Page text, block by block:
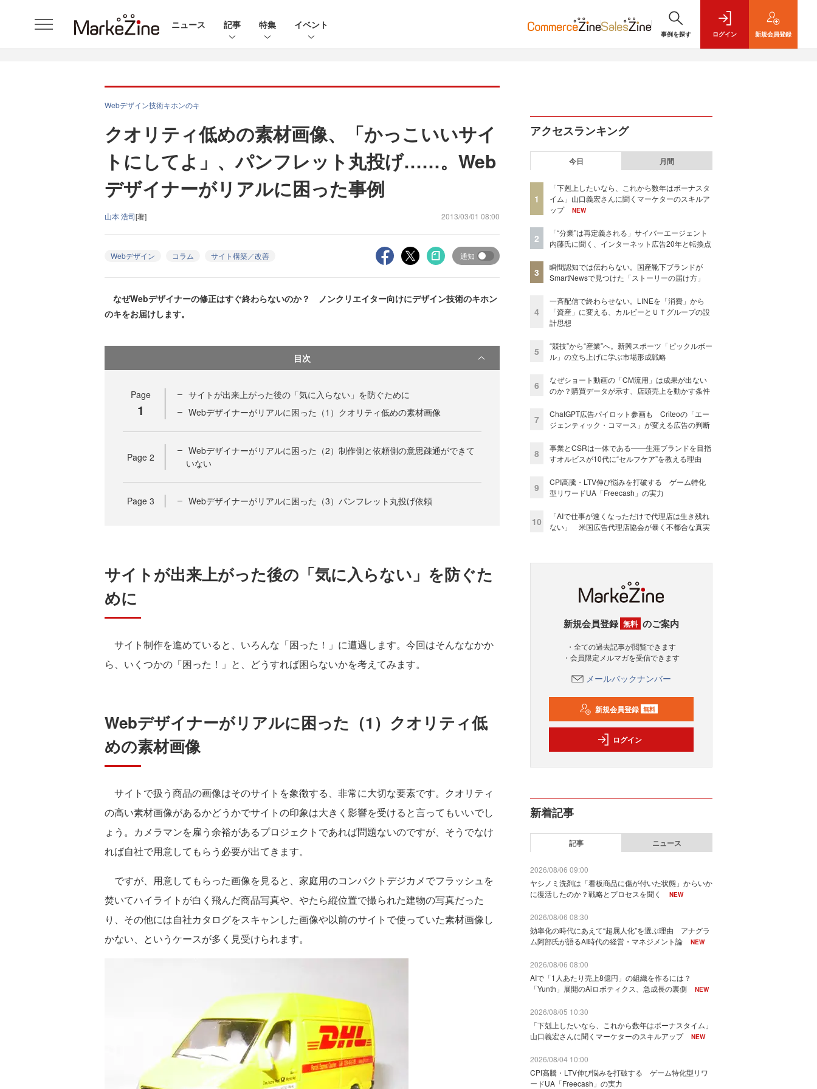
ニュース 記事 特集 イベント
事例を探す ログイン 新規会員登録
Webデザイン技術キホンのキ
クオリティ低めの素材画像、「かっこいいサイ
トにしてよ」、パンフレット丸投げ……。Web
デザイナーがリアルに困った事例
山本 浩司[著] 2013/03/01 08:00
Webデザイン コラム サイト構築／改善 通知
なぜWebデザイナーの修正はすぐ終わらないのか？ ノンクリエイター向けにデザイン技術のキホン
のキをお届けします。
目次
Page
1
サイトが出来上がった後の「気に入らない」を防ぐために
Webデザイナーがリアルに困った（1）クオリティ低めの素材画像
Page 2
Webデザイナーがリアルに困った（2）制作側と依頼側の意思疎通ができて
いない
Page 3 Webデザイナーがリアルに困った（3）パンフレット丸投げ依頼
サイトが出来上がった後の「気に入らない」を防ぐた
めに
サイト制作を進めていると、いろんな「困った！」に遭遇します。今回はそんななかか
ら、いくつかの「困った！」と、どうすれば困らないかを考えてみます。
Webデザイナーがリアルに困った（1）クオリティ低
めの素材画像
サイトで扱う商品の画像はそのサイトを象徴する、非常に大切な要素です。クオリティ
の高い素材画像があるかどうかでサイトの印象は大きく影響を受けると言ってもいいでし
ょう。カメラマンを雇う余裕があるプロジェクトであれば問題ないのですが、そうでなけ
れば自社で用意してもらう必要が出てきます。
ですが、用意してもらった画像を見ると、家庭用のコンパクトデジカメでフラッシュを
焚いてハイライトが白く飛んだ商品写真や、やたら縦位置で撮られた建物の写真だった
り、その他には自社カタログをスキャンした画像や以前のサイトで使っていた素材画像し
かない、というケースが多く見受けられます。
アクセスランキング
今日 月間
1
「下剋上したいなら、これから数年はボーナスタ
イム」山口義宏さんに聞くマーケターのスキルア
ップ
NEW
2
「“分業”は再定義される」サイバーエージェント
内藤氏に聞く、インターネット広告20年と転換点
3
瞬間認知では伝わらない。国産靴下ブランドが
SmartNewsで見つけた「ストーリーの届け方」
4
一斉配信で終わらせない。LINEを「消費」から
「資産」に変える、カルビーとＵＴグループの設
計思想
5
“競技”から“産業”へ。新興スポーツ「ピックルボー
ル」の立ち上げに学ぶ市場形成戦略
6
なぜショート動画の「CM流用」は成果が出ない
のか？購買データが示す、店頭売上を動かす条件
7
ChatGPT広告パイロット参画も Criteoの「エー
ジェンティック・コマース」が変える広告の判断
8
事業とCSRは一体である――生涯ブランドを目指
すオルビスが10代に“セルフケア”を教える理由
9
CPI高騰・LTV伸び悩みを打破する ゲーム特化
型リワードUA「Freecash」の実力
10
「AIで仕事が速くなっただけで代理店は生き残れ
ない」 米国広告代理店協会が暴く不都合な真実
新規会員登録 無料 のご案内
・全ての過去記事が閲覧できます
・会員限定メルマガを受信できます
メールバックナンバー
新規会員登録 無料
ログイン
新着記事
記事 ニュース
2026/08/06 09:00
ヤシノミ洗剤は「看板商品に傷が付いた状態」からいか
に復活したのか？戦略とプロセスを聞く
NEW
2026/08/06 08:30
効率化の時代にあえて“超属人化”を選ぶ理由 アナグラ
ム阿部氏が語るAI時代の経営・マネジメント論
NEW
2026/08/06 08:00
AIで「1人あたり売上8億円」の組織を作るには？
「Yunth」展開のAiロボティクス、急成長の裏側
NEW
2026/08/05 10:30
「下剋上したいなら、これから数年はボーナスタイム」
山口義宏さんに聞くマーケターのスキルアップ
NEW
2026/08/04 10:00
CPI高騰・LTV伸び悩みを打破する ゲーム特化型リワ
ードUA「Freecash」の実力